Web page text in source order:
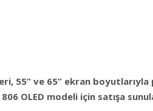
55” ve 65” ekran boyutlarıyla
OLED modeli için satışa